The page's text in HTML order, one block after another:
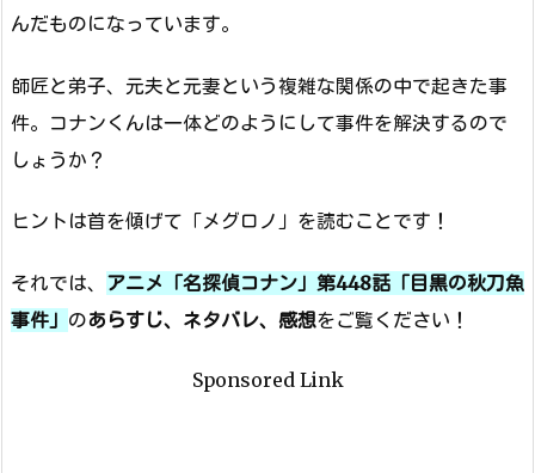
んだものになっています。
師匠と弟子、元夫と元妻という複雑な関係の中で起きた事
件。コナンくんは一体どのようにして事件を解決するので
しょうか？
ヒントは首を傾げて「メグロノ」を読むことです！
それでは、 アニメ「名探偵コナン」第448話「目黒の秋刀魚
事件」 のあらすじ、ネタバレ、感想をご覧ください！
Sponsored Link